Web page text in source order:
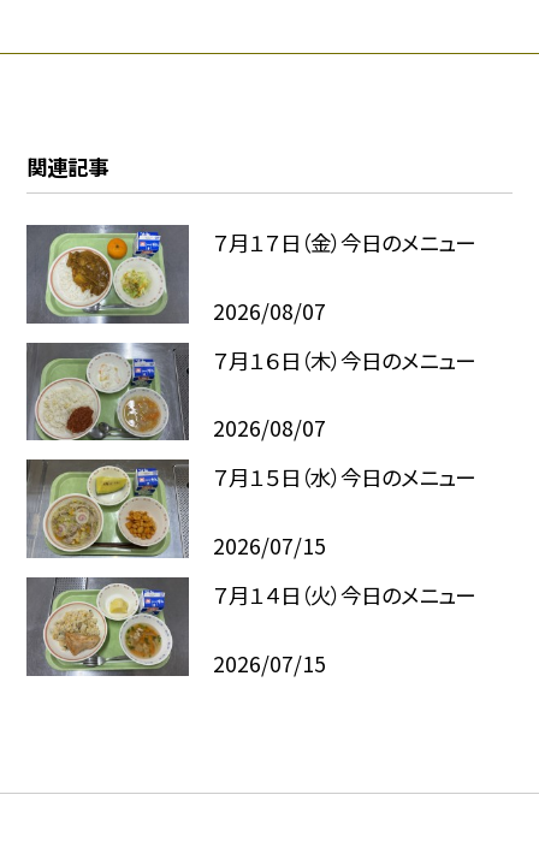
関連記事
７月１７日（金）今日のメニュー
2026/08/07
７月１６日（木）今日のメニュー
2026/08/07
７月１５日（水）今日のメニュー
2026/07/15
７月１４日（火）今日のメニュー
2026/07/15